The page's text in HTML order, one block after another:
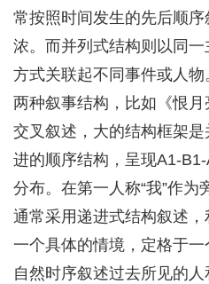
常按照时间发生的先后顺
浓。而并列式结构则以同
方式关联起不同事件或人
两种叙事结构，比如《恨
交叉叙述，大的结构框架
进的顺序结构，呈现A1-
分布。在第一人称“我”作
通常采用递进式结构叙述
一个具体的情境，定格于
自然时序叙述过去所见的